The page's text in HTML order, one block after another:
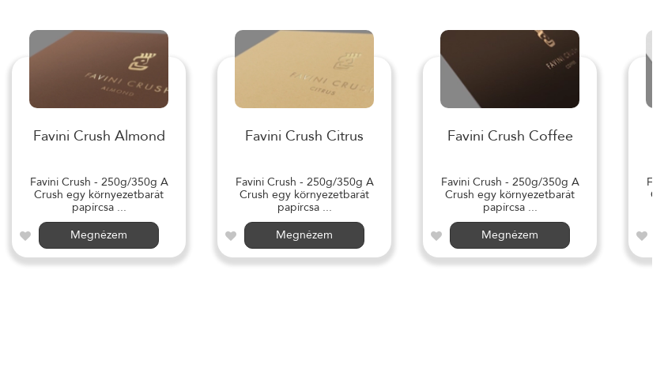
Favini Crush Almond
Favini Crush - 250g/350g A
Crush egy környezetbarát
papírcsa ...
Megnézem
Favini Crush Citrus
Favini Crush - 250g/350g A
Crush egy környezetbarát
papírcsa ...
Megnézem
Favini Crush Coffee
Favini Crush - 250g/350g A
Crush egy környezetbarát
papírcsa ...
Megnézem